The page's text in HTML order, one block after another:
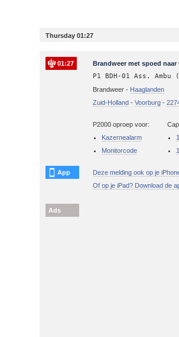
Thursday 01:27
01:27 Brandweer met spoed
P1 BDH-01 Ass.
Brandweer - Haaglanden
Zuid-Holland -Voorburg -
P2000 oproep voor:
Kazernealarm
Monitorcode
App
Deze melding ook op je
Of op je iPad? Download de
Ads